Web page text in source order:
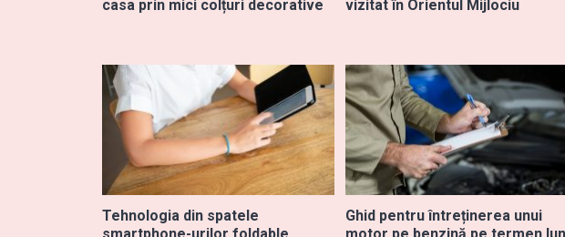
casa prin mici colțuri decorative
vizitat în Orientul Mijlociu
Tehnologia din spatele
Ghid pentru întreținerea unui